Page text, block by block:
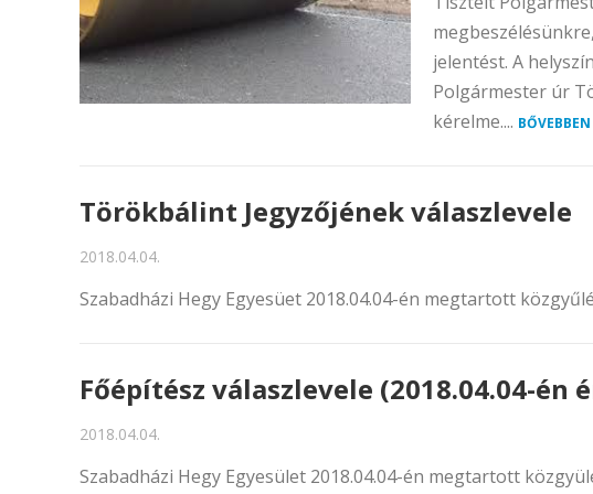
jelentést. A
Polgármester úr
kérelme....
Törökbálint Jegyzőjének válaszlevele
2018.04.04.
Szabadházi Hegy Egyesüet 2018.04.04-én megtartott
Főépítész válaszlevele (2018.04.04-én
2018.04.04.
Szabadházi Hegy Egyesület 2018.04.04-én megtartott